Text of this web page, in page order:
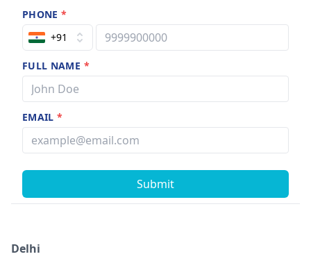
PHONE*
+91
FULL NAME *
EMAIL*
Submit
Delhi